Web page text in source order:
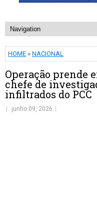
HOME » NACIONAL
Operação prende
chefe de
infiltrados do PCC
junho 09, 2026